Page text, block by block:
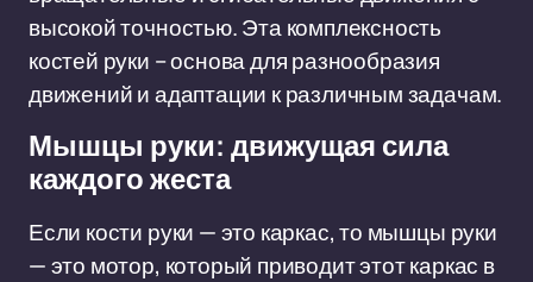
высокой точностью. Эта комплексность
костей руки – основа для разнообразия
движений и адаптации к различным задачам.
Мышцы руки: движущая сила
каждого жеста
Если кости руки — это каркас, то мышцы руки
— это мотор, который приводит этот каркас в